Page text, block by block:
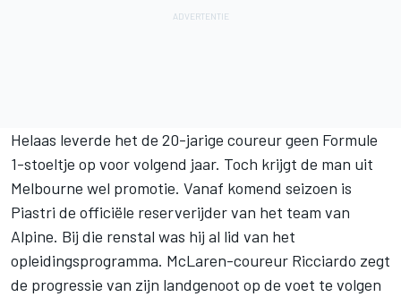
Helaas leverde het de 20-jarige coureur geen Formule
1-stoeltje op voor volgend jaar. Toch krijgt de man uit
Melbourne wel promotie. Vanaf komend seizoen is
Piastri de officiële reserverijder van het team van
Alpine. Bij die renstal was hij al lid van het
opleidingsprogramma. McLaren-coureur Ricciardo zegt
de progressie van zijn landgenoot op de voet te volgen